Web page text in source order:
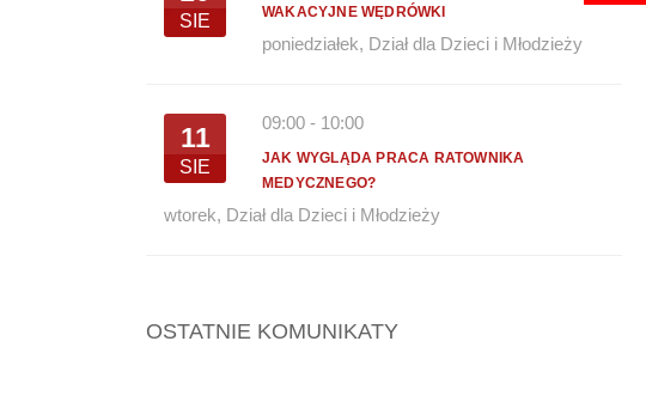
SIE WAKACYJNE WĘDRÓWKI
poniedziałek, Dział dla Dzieci i Młodzieży
11
SIE
09:00 - 10:00
JAK WYGLĄDA PRACA RATOWNIKA
MEDYCZNEGO?
wtorek, Dział dla Dzieci i Młodzieży
OSTATNIE KOMUNIKATY